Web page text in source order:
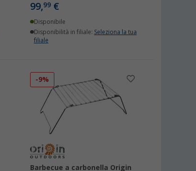
99,99 €
Disponibile
Disponibilità in filiale: Seleziona la tua
filiale
-9%
Barbecue a carbonella Origin